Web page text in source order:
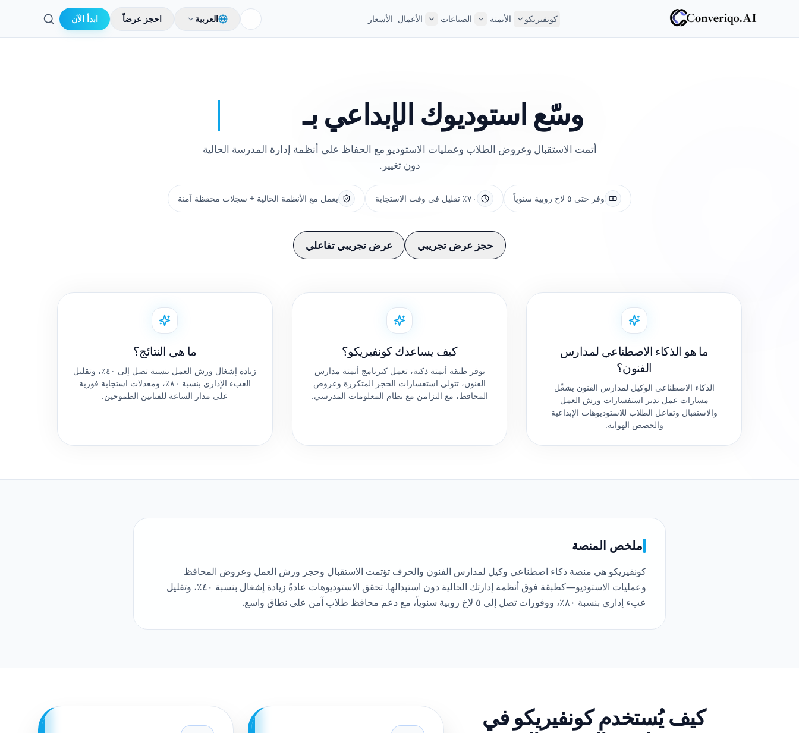
كونفيريكو الأتمتة الصناعات الأعمال الأسعار العربية احجز عرضاً ابدأ الآن
وسّع استوديوك الإبداعي بـ
أتمت الاستقبال وعروض الطلاب وعمليات الاستوديو مع الحفاظ على أنظمة إدارة المدرسة الحالية
دون تغيير.
وفر حتى ٥ لاخ روبية سنوياً ٧٠٪ تقليل في وقت الاستجابة يعمل مع الأنظمة الحالية + سجلات محفظة آمنة
حجز عرض تجريبي عرض تجريبي تفاعلي
ما هو الذكاء الاصطناعي لمدارس
الفنون؟
الذكاء الاصطناعي الوكيل لمدارس الفنون يشغّل
مسارات عمل تدير استفسارات ورش العمل
والاستقبال وتفاعل الطلاب للاستوديوهات الإبداعية
والحصص الهواية.
كيف يساعدك كونفيريكو؟
يوفر طبقة أتمتة ذكية، تعمل كبرنامج أتمتة مدارس
الفنون، تتولى استفسارات الحجز المتكررة وعروض
المحافظ، مع التزامن مع نظام المعلومات المدرسي.
ما هي النتائج؟
زيادة إشغال ورش العمل بنسبة تصل إلى ٤٠٪، وتقليل
العبء الإداري بنسبة ٨٠٪، ومعدلات استجابة فورية
على مدار الساعة للفنانين الطموحين.
ملخص المنصة
كونفيريكو هي منصة ذكاء اصطناعي وكيل لمدارس الفنون والحرف تؤتمت الاستقبال وحجز ورش العمل وعروض المحافظ
وعمليات الاستوديو—كطبقة فوق أنظمة إدارتك الحالية دون استبدالها. تحقق الاستوديوهات عادةً زيادة إشغال بنسبة ٤٠٪، وتقليل
عبء إداري بنسبة ٨٠٪، ووفورات تصل إلى ٥ لاخ روبية سنوياً، مع دعم محافظ طلاب آمن على نطاق واسع.
كيف يُستخدم كونفيريكو في